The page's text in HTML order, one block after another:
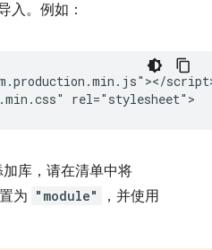
入。例如：
库，请在清单中将
为 "module" ，并使用